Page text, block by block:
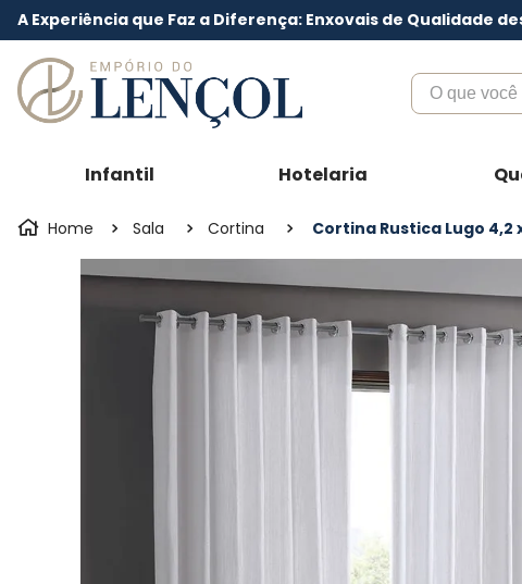
A Experiência que Faz a Diferença: Enxovais de Qualidade
O que você
Infantil Hotelaria
Sala Cortina Cortina Rustica Lugo 4,2